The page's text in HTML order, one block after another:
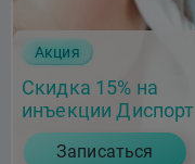
Акция
Скидка 15% на
инъекции Диспорт
Записаться